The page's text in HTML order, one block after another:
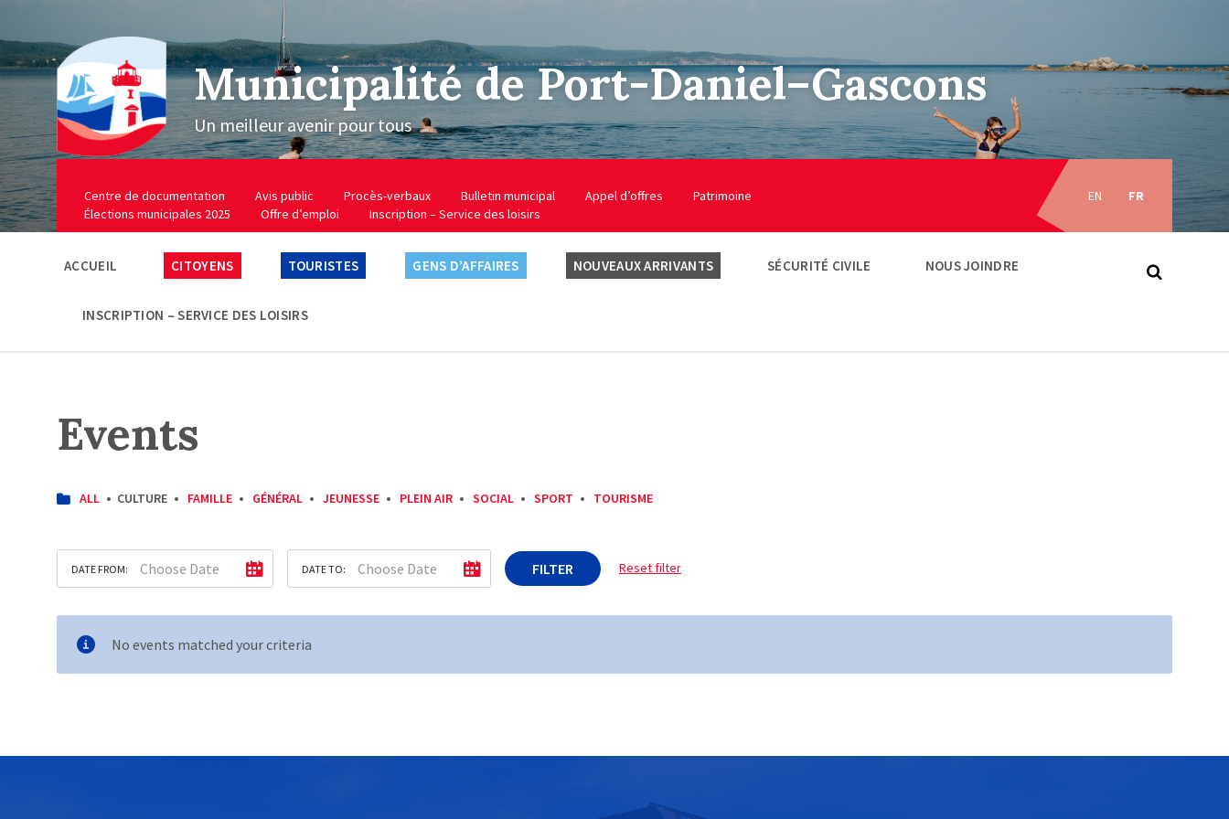
Municipalité de Port-Daniel–Gascons
Un meilleur avenir pour tous
Centre de documentation Avis public Procès-verbaux Bulletin municipal Appel d’offres
Patrimoine
Élections municipales 2025
Offre d’emploi Inscription – Service des loisirs
Choose
EN FR
ACCUEIL CITOYENS TOURISTES GENS D’AFFAIRES NOUVEAUX ARRIVANTS SÉCURITÉ CIVILE NOUS JOINDRE
INSCRIPTION – SERVICE DES LOISIRS
Events
CATEGORIES:
ALL CULTURE FAMILLE GÉNÉRAL JEUNESSE PLEIN AIR SOCIAL SPORT TOURISME
DATE FROM: DATE TO: FILTER Reset filter
No events matched your criteria